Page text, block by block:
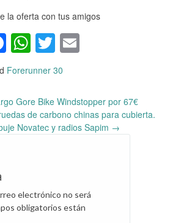
la oferta con tus amigos
Facebook
WhatsApp
Twitter
Forerunner 30
Gore Bike Windstopper por 67€
de carbono chinas para cubierta.
Novatec y radios Sapim →
electrónico no será
obligatorios están